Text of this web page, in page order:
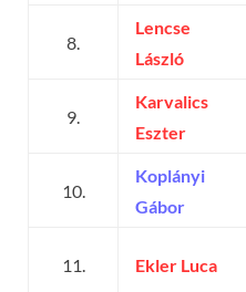
8.
Lencse
László
9.
Karvalics
Eszter
10.
Koplányi
Gábor
11. Ekler Luca